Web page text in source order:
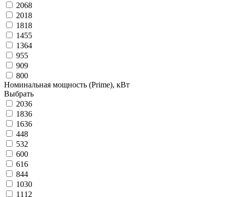
2068
2018
1818
1455
1364
955
909
800
Номинальная мощность (Prime), кВт
Выбрать
2036
1836
1636
448
532
600
616
844
1030
1112